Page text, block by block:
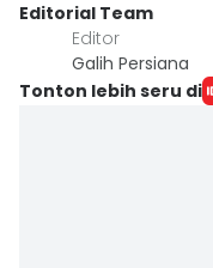
Editorial Team
Editor
Galih Persiana
Tonton lebih seru di